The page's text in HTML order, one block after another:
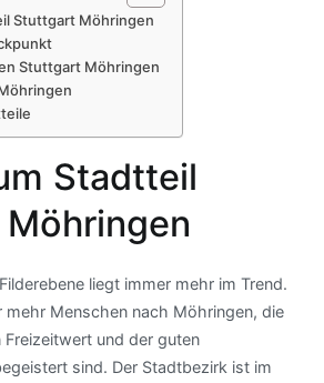
Stuttgart Möhringen
Stuttgart Möhringen
Stadtteil
liegt immer mehr im Trend.
mehr Menschen nach Möhringen, die
und der guten
sind. Der Stadtbezirk ist im